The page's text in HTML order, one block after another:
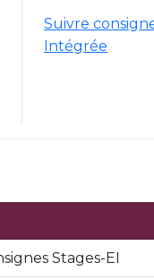
Suivre
Intégrée
Stages-EI